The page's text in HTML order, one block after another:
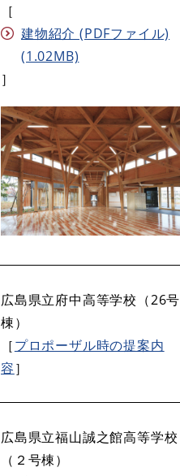
［
建物紹介 (PDFファイル)
(1.02MB)
］
広島県立府中高等学校（26号
棟）
［プロポーザル時の提案内
容］
広島県立福山誠之館高等学校
（２号棟）